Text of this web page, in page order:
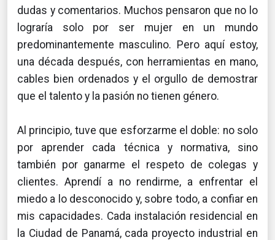
dudas y comentarios. Muchos pensaron que no lo
lograría solo por ser mujer en un mundo
predominantemente masculino. Pero aquí estoy,
una década después, con herramientas en mano,
cables bien ordenados y el orgullo de demostrar
que el talento y la pasión no tienen género.
Al principio, tuve que esforzarme el doble: no solo
por aprender cada técnica y normativa, sino
también por ganarme el respeto de colegas y
clientes. Aprendí a no rendirme, a enfrentar el
miedo a lo desconocido y, sobre todo, a confiar en
mis capacidades. Cada instalación residencial en
la Ciudad de Panamá, cada proyecto industrial en